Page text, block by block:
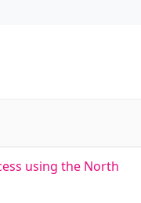
using the North